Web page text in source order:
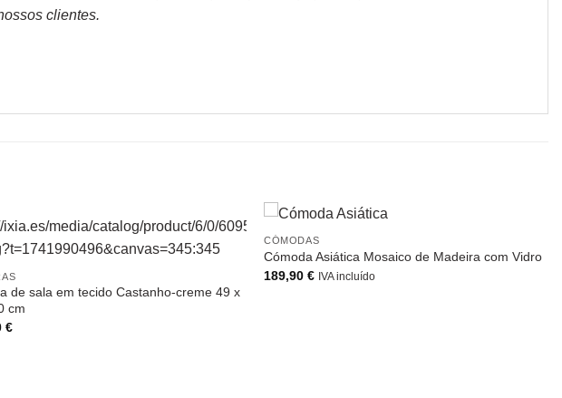
clientes.
de sala em tecido Castanho-creme 49 x
cm
€
CÓMODAS
Cómoda Asiática Mosaico de Madeira com Vidro
189,90€ IVA incluído